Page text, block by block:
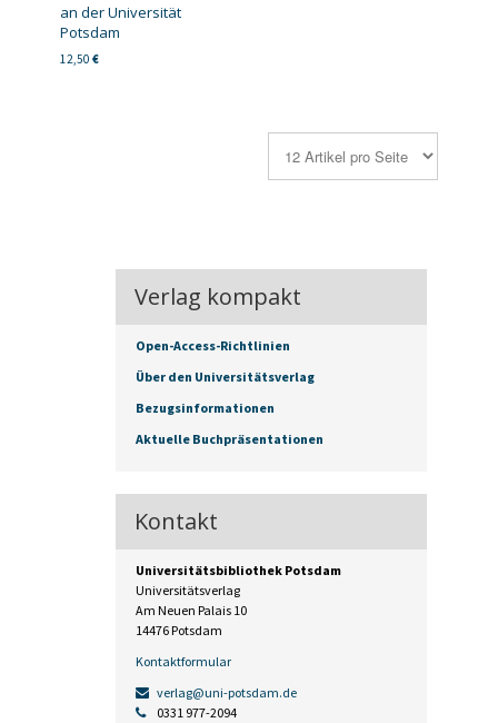
an der Universität
Potsdam
12,50 €
Verlag kompakt
Open-Access-Richtlinien
Über den Universitätsverlag
Bezugsinformationen
Aktuelle Buchpräsentationen
Kontakt
Universitätsbibliothek Potsdam
Universitätsverlag
Am Neuen Palais 10
14476 Potsdam
Kontaktformular
verlag@uni-potsdam.de
0331 977-2094